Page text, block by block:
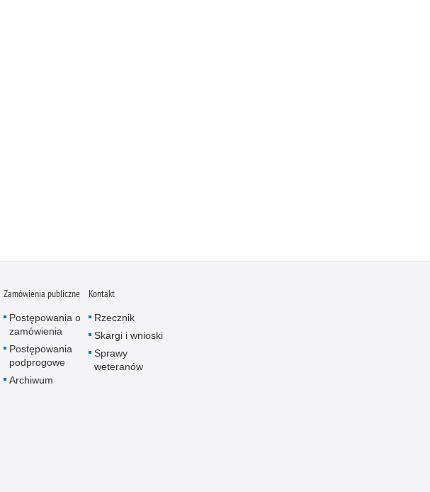
Zamówienia publiczne
Postępowania o
zamówienia
Postępowania
podprogowe
Archiwum
Kontakt
Rzecznik
Skargi i wnioski
Sprawy
weteranów